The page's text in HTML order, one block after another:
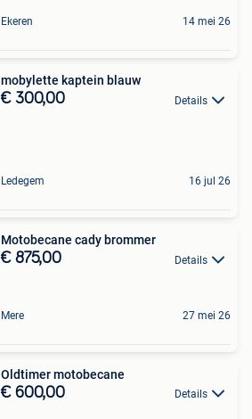
Ekeren 14 mei 26
mobylette kaptein blauw
€ 300,00 Details
Ledegem 16 jul 26
Motobecane cady brommer
€ 875,00 Details
Mere 27 mei 26
Oldtimer motobecane
€ 600,00 Details